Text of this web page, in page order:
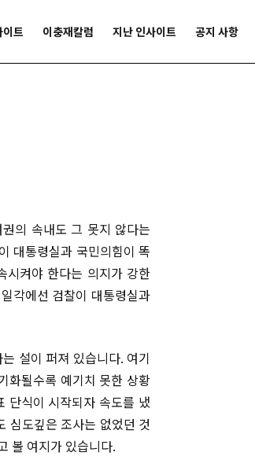
트 이충재칼럼 지난 인사이트 공지 사항
의 속내도 그 못지 않다는
대통령실과 국민의힘이 똑
시켜야 한다는 의지가 강한
각에선 검찰이 대통령실과
설이 퍼져 있습니다. 여기
화될수록 예기치 못한 상황
단식이 시작되자 속도를 냈
심도깊은 조사는 없었던 것
볼 여지가 있습니다.